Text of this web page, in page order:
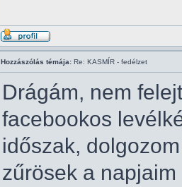
Hozzászólás témája: Re: KASMÍR - fedélzet
Drágám, nem
facebookos
időszak,
zűrösek a